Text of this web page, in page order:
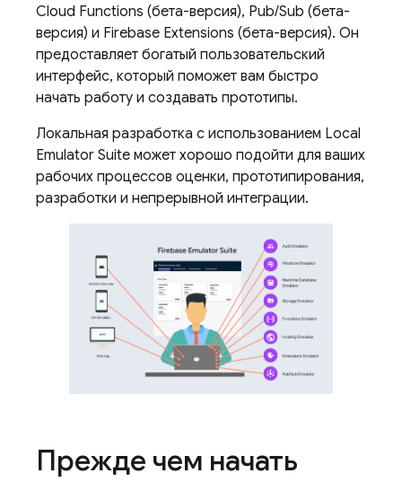
Cloud Functions (бета-версия), Pub/Sub (бета-
версия) и Firebase Extensions (бета-версия). Он
предоставляет богатый пользовательский
интерфейс, который поможет вам быстро
начать работу и создавать прототипы.
Локальная разработка с использованием Local
Emulator Suite может хорошо подойти для ваших
рабочих процессов оценки, прототипирования,
разработки и непрерывной интеграции.
Прежде чем начать